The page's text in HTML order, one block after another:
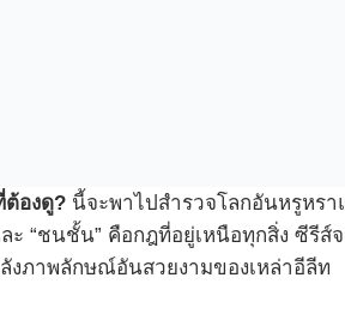
องดู? นี้จะพาไปสำรวจโลกอันหรูหร
“ชนชั้น” คือกฎที่อยู่เหนือทุกสิ่ง ซีรีส์
งภาพลักษณ์อันสวยงามของเหล่าอีลีท